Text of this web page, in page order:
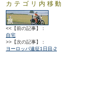
カテゴリ内移動
<<【前の記事】：
自宅
>>【次の記事】：
ヨーロッパ遠征1日目-2